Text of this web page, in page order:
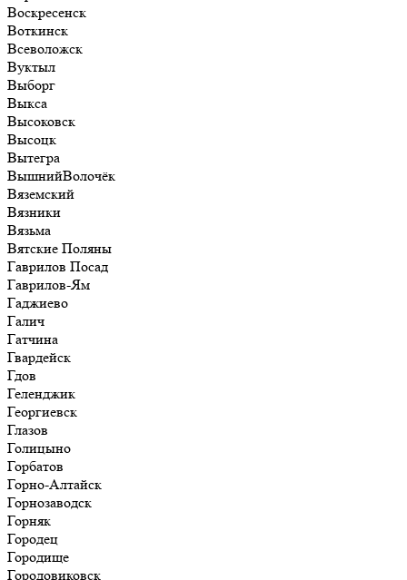
Воскресенск
Воткинск
Всеволожск
Вуктыл
Выборг
Выкса
Высоковск
Высоцк
Вытегра
ВышнийВолочёк
Вяземский
Вязники
Вязьма
Вятские Поляны
Гаврилов Посад
Гаврилов-Ям
Гаджиево
Галич
Гатчина
Гвардейск
Гдов
Геленджик
Георгиевск
Глазов
Голицыно
Горбатов
Горно-Алтайск
Горнозаводск
Горняк
Городец
Городище
Городовиковск